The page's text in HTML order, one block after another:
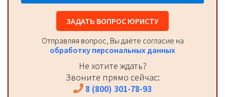
ЗАДАТЬ ВОПРОС ЮРИСТУ
Отправляя вопрос, Вы даёте согласие на
обработку персональных данных
Не хотите ждать?
Звоните прямо сейчас:
8 (800) 301-78-93